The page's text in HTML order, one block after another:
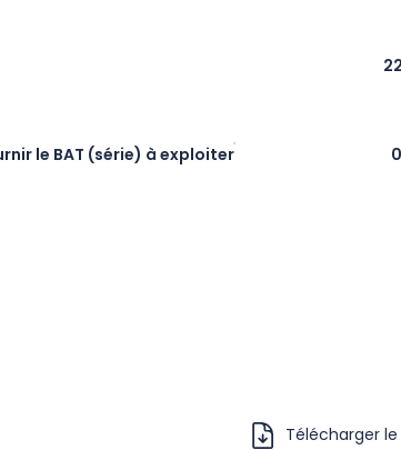
le BAT (série) à exploiter
Télécharger